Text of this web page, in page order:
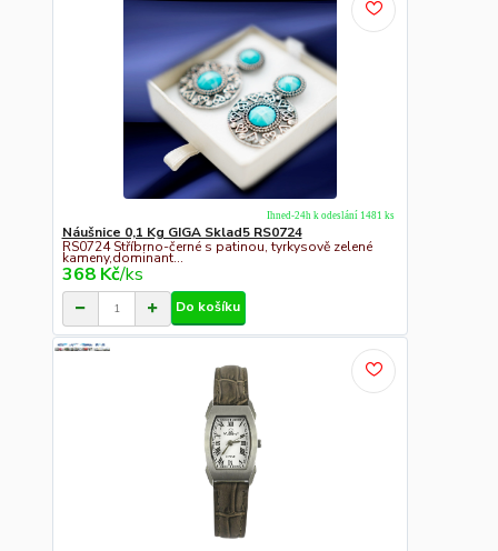
Náušnice 0,1 Kg GIGA Sklad5 RS0724
RS0724 Stříbrno-černé s patinou, tyrkysově zelené
kameny,dominant...
368 Kč/ks
Ihned-24h k odeslání 1481 ks
Do košíku